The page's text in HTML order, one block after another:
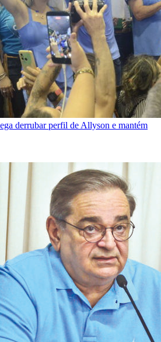
derrubar perfil de Allyson e mantém